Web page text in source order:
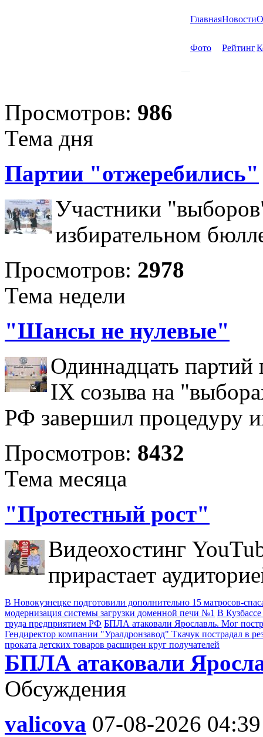
ГлавнаяНовости
Фото Рейтинг
Просмотров: 986
Тема дня
Партии "отжеребились"
Участники
избирательном
Просмотров: 2978
Тема недели
"Шансы не нулевые"
Одиннадцать партий
IX созыва на
РФ завершил процедуру
Просмотров: 8432
Тема месяца
"Протестный рост"
Видеохостинг
прирастает
В Новокузнецке подготовили дополнительно 15 матросов-
модернизация системы загрузки доменной печи №1 В
труда предприятием РФ БПЛА атаковали Ярославль. Мог
Гендиректор компании "Уралдронзавод" Ткачук пострадал в
проката детских товаров расширен круг получателей
БПЛА атаковали
Обсуждения
valicova 07-08-2026 04:39